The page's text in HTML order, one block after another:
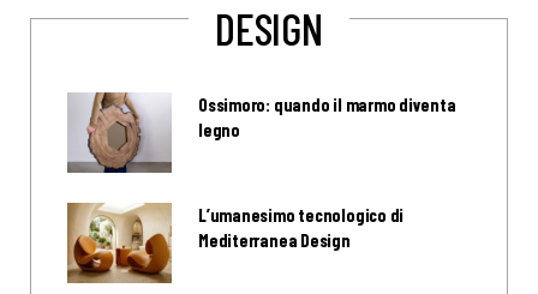
DESIGN
Ossimoro: quando il marmo diventa
legno
L’umanesimo tecnologico di
Mediterranea Design